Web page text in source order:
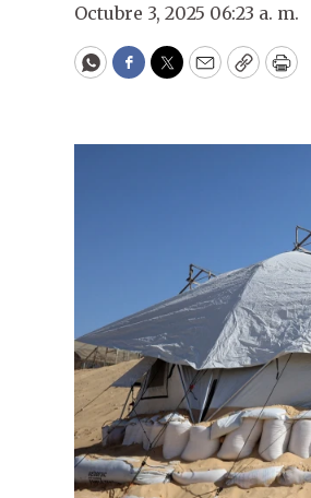
Octubre 3, 2025 06:23 a. m.
WhatsApp
Facebook
Twitter
EmailCopy